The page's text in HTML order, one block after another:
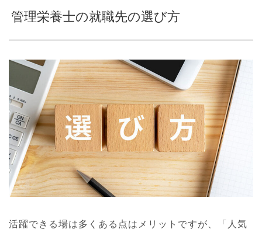
管理栄養士の就職先の選び方
活躍できる場は多くある点はメリットですが、「人気